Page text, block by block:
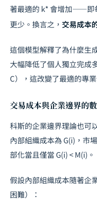
著最適的 k*會增加——即
更少。換言之， 交易成本
這個模型解釋了為什麼生
大幅降低了個人獨立完成
C），這改變了最適的專
交易成本與企業邊界的
科斯的企業邊界理論也可
內部組織成本為 G(i) ，市
部化當且僅當 G(i) < M(i) 。
假設內部組織成本隨著企
困難）：